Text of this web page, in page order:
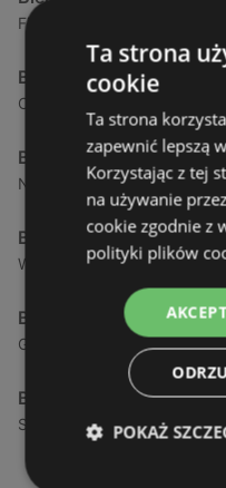
Fińska 4, 72-602 Świnoujście
Biedronka
Chrobrego 9, 72-600
Biedronka
Nowokarsiborska 2, 72-600
Biedronka
Wojska Polskiego 16a, 72-
Biedronka
Gryfa Pomorskiego, 72-
Biedronka
Sienkiewicza 32, 72-510
Ta strona
cookie
Ta strona
zapewnić lepszą
Korzystając z tej
na używanie
cookie zgodnie z
polityki plików
POKAŻ